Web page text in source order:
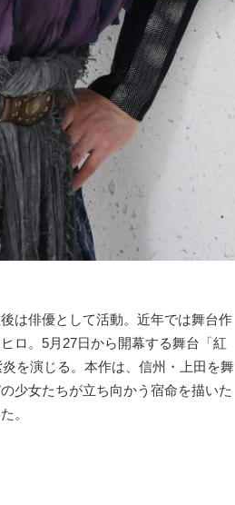
は俳優として活動。近年では舞台作
ロ。5月27日から開幕する舞台「紅
を演じる。本作は、信州・上田を舞
少女たちが立ち向かう宿命を描いた
。